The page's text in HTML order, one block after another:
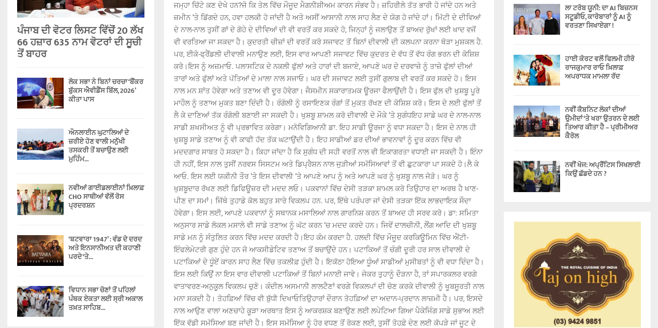
ਜਮ੍ਹਾ ਚਿੱਟੇ ਕਣ ਦੇਖੇ ਹਨ?ਜੋ ਕਿ ਤੇਲ ਵਿੱਚ ਮੌਜੂਦ ਮੈਗਨੀਸ਼ੀਅਮ ਕਾਰਨ ਸੰਭਵ ਹੈ। ਜ਼ਹਿਰੀਲੇ ਤੱਤ ਭਾਰੀ ਹੋ ਜਾਂਦੇ ਹਨ ਅਤੇ
ਜ਼ਮੀਨ ‘ਤੇ ਡਿੱਗਦੇ ਹਨ, ਹਵਾ ਹਲਕੀ ਹੋ ਜਾਂਦੀ ਹੈ ਅਤੇ ਅਸੀਂ ਆਸਾਨੀ ਨਾਲ ਸਾਹ ਲੈਣ ਦੇ ਯੋਗ ਹੋ ਜਾਂਦੇ ਹਾਂ। ਮਿੱਟੀ ਦੇ ਦੀਵਿਆਂ
ਦੇ ਨਾਲ-ਨਾਲ ਤੁਸੀਂ ਗਾਂ ਦੇ ਗੋਹੇ ਦੇ ਦੀਵਿਆਂ ਦੀ ਵੀ ਵਰਤੋਂ ਕਰ ਸਕਦੇ ਹੋ, ਜਿਨ੍ਹਾਂ ਨੂੰ ਜਲਾਉਣ ਤੋਂ ਬਾਅਦ ਰੁੱਖਾਂ ਲਈ ਖਾਦ ਵਜੋਂ
ਵੀ ਵਰਤਿਆ ਜਾ ਸਕਦਾ ਹੈ। ਕੁਦਰਤੀ ਚੀਜ਼ਾਂ ਦੀ ਵਰਤੋਂ ਕਰੋ ਸਜਾਵਟ ਤੋਂ ਬਿਨਾਂ ਦੀਵਾਲੀ ਦੀ ਕਲਪਨਾ ਕਰਨਾ ਥੋੜਾ ਮੁਸ਼ਕਲ ਹੈ.
ਪਰ, ਈਕੋ-ਫ੍ਰੈਂਡਲੀ ਦੀਵਾਲੀ ਮਨਾਉਣ ਲਈ, ਇਸ ਵਾਰ ਆਪਣੀ ਸਜਾਵਟ ਵਿੱਚ ਕੁਦਰਤ ਦੇ ਵੱਧ ਤੋਂ ਵੱਧ ਰੰਗ ਭਰਨ ਦੀ ਕੋਸ਼ਿਸ਼
ਕਰੋ।ਇਸ ਨੂੰ ਅਜ਼ਮਾਓ. ਪਲਾਸਟਿਕ ਦੇ ਨਕਲੀ ਫੁੱਲਾਂ ਅਤੇ ਹਾਰਾਂ ਦੀ ਬਜਾਏ, ਆਪਣੇ ਘਰ ਦੇ ਦਰਵਾਜ਼ੇ ਨੂੰ ਤਾਜ਼ੇ ਫੁੱਲਾਂ ਦੀਆਂ
ਤਾਰਾਂ ਅਤੇ ਫੁੱਲਾਂ ਅਤੇ ਪੱਤਿਆਂ ਦੇ ਮਾਲਾ ਨਾਲ ਸਜਾਓ। ਘਰ ਦੀ ਸਜਾਵਟ ਲਈ ਤੁਸੀਂ ਗੁਲਾਬ ਦੀ ਵਰਤੋਂ ਕਰ ਸਕਦੇ ਹੋ। ਇਸ
ਨਾਲ ਮਨ ਸ਼ਾਂਤ ਹੋਵੇਗਾ ਅਤੇ ਤਣਾਅ ਵੀ ਦੂਰ ਹੋਵੇਗਾ। ਜੈਸਮੀਨ ਸਕਾਰਾਤਮਕ ਊਰਜਾ ਫੈਲਾਉਂਦੀ ਹੈ। ਇਸ ਫੁੱਲ ਦੀ ਖੁਸ਼ਬੂ ਪੂਰੇ
ਮਾਹੌਲ ਨੂੰ ਤਣਾਅ ਮੁਕਤ ਬਣਾ ਦਿੰਦੀ ਹੈ। ਰੰਗੋਲੀ ਨੂੰ ਰਸਾਇਣਕ ਰੰਗਾਂ ਤੋਂ ਮੁਕਤ ਰੱਖਣ ਦੀ ਕੋਸ਼ਿਸ਼ ਕਰੋ। ਇਸ ਦੇ ਲਈ ਫੁੱਲਾਂ ਤੋਂ
ਲੈ ਕੇ ਦਾਣਿਆਂ ਤੱਕ ਰੰਗੋਲੀ ਬਣਾਈ ਜਾ ਸਕਦੀ ਹੈ। ਖੁਸ਼ਬੂ ਸ਼ਾਮਲ ਕਰੋ ਦੀਵਾਲੀ ਦੇ ਮੌਕੇ ‘ਤੇ ਸੁਗੰਧਇਹ ਸਾਡੇ ਘਰ ਦੇ ਨਾਲ-ਨਾਲ
ਸਾਡੀ ਸ਼ਖਸੀਅਤ ਨੂੰ ਵੀ ਪ੍ਰਭਾਵਿਤ ਕਰੇਗਾ। ਮਨੋਵਿਗਿਆਨੀ ਡਾ. ਇਹ ਸਾਡੀ ਊਰਜਾ ਨੂੰ ਵਧਾ ਸਕਦਾ ਹੈ। ਇਸ ਦੇ ਨਾਲ ਹੀ
ਖੁਸ਼ਬੂ ਸਾਡੇ ਤਣਾਅ ਨੂੰ ਵੀ ਕਾਫੀ ਹੱਦ ਤੱਕ ਘਟਾਉਂਦੀ ਹੈ। ਇਹ ਸਾਡੀਆਂ ਡਰ ਦੀਆਂ ਭਾਵਨਾਵਾਂ ਨੂੰ ਦੂਰ ਕਰਨ ਵਿੱਚ ਵੀ
ਮਦਦਗਾਰ ਸਾਬਤ ਹੋ ਸਕਦਾ ਹੈ। ਕਿਹਾ ਜਾਂਦਾ ਹੈ ਕਿ ਸੁਗੰਧ ਦੀ ਸਹੀ ਵਰਤੋਂ ਨਾਲ ਵੀ ਇਕਾਗਰਤਾ ਵਧਾਈ ਜਾ ਸਕਦੀ ਹੈ। ਇੰਨਾ
ਹੀ ਨਹੀਂ, ਇਸ ਨਾਲ ਤੁਸੀਂ ਨਰਵਸ ਸਿਸਟਮ ਅਤੇ ਡਿਪ੍ਰੈਸ਼ਨ ਨਾਲ ਜੁੜੀਆਂ ਸਮੱਸਿਆਵਾਂ ਤੋਂ ਵੀ ਛੁਟਕਾਰਾ ਪਾ ਸਕਦੇ ਹੋ।ਲੈ ਕੇ
ਆਓ. ਇਸ ਲਈ ਯਕੀਨੀ ਤੌਰ ‘ਤੇ ਇਸ ਦੀਵਾਲੀ ‘ਤੇ ਆਪਣੇ ਆਪ ਨੂੰ ਅਤੇ ਆਪਣੇ ਘਰ ਨੂੰ ਖੁਸ਼ਬੂ ਨਾਲ ਜੋੜੋ। ਘਰ ਨੂੰ
ਖੁਸ਼ਬੂਦਾਰ ਰੱਖਣ ਲਈ ਡਿਫਿਊਜ਼ਰ ਦੀ ਮਦਦ ਲਓ। ਪਕਵਾਨਾਂ ਵਿੱਚ ਦੇਸੀ ਤੜਕਾ ਸ਼ਾਮਲ ਕਰੋ ਤਿਉਹਾਰ ਦਾ ਅਰਥ ਹੈ ਖਾਣ-
ਪੀਣ ਦਾ ਸਮਾਂ। ਜਿੱਥੇ ਤੁਹਾਡੇ ਕੋਲ ਬਹੁਤ ਸਾਰੇ ਵਿਕਲਪ ਹਨ. ਪਰ, ਇੱਥੇ ਪਰੰਪਰਾ ਜਾਂ ਦੇਸੀ ਤੜਕਾ ਇੱਕ ਲਾਭਦਾਇਕ ਸੌਦਾ
ਹੋਵੇਗਾ। ਇਸ ਲਈ, ਆਪਣੇ ਪਕਵਾਨਾਂ ਨੂੰ ਸਥਾਨਕ ਮਸਾਲਿਆਂ ਨਾਲ ਗਾਰਨਿਸ਼ ਕਰਨ ਤੋਂ ਬਾਅਦ ਹੀ ਸਰਵ ਕਰੋ। ਡਾ: ਸਮਿਤਾ
ਅਨੁਸਾਰ ਸਾਡੇ ਲੋਕਲ ਮਸਾਲੇ ਵੀ ਸਾਡੇ ਤਣਾਅ ਨੂੰ ਘੱਟ ਕਰਨ ‘ਚ ਮਦਦ ਕਰਦੇ ਹਨ। ਜਿਵੇਂ ਦਾਲਚੀਨੀ, ਲੌਂਗ ਆਦਿ ਦੀ ਖੁਸ਼ਬੂ
ਸਾਡੇ ਮਨ ਨੂੰ ਸੰਤੁਲਿਤ ਕਰਨ ਵਿੱਚ ਮਦਦ ਕਰਦੀ ਹੈ।ਇਹ ਕੰਮ ਕਰਦਾ ਹੈ. ਹਲਦੀ ਵਿੱਚ ਮੌਜੂਦ ਕਰਕਿਊਮਿਨ ਵਿੱਚ ਐਂਟੀ-
ਇੰਫਲੇਮੇਟਰੀ ਗੁਣ ਹੁੰਦੇ ਹਨ ਜੋ ਆਕਸੀਡੇਟਿਵ ਤਣਾਅ ਤੋਂ ਬਚਾਉਂਦੇ ਹਨ। ਪਟਾਕਿਆਂ ਤੋਂ ਚੰਗੀ ਦੂਰੀ ਹਰ ਸਾਲ ਦੀਵਾਲੀ ਦੇ
ਪਟਾਕਿਆਂ ਦੇ ਧੂੰਏਂ ਕਾਰਨ ਸਾਹ ਲੈਣ ਵਿੱਚ ਤਕਲੀਫ਼ ਹੁੰਦੀ ਹੈ। ਇਕੱਠਾ ਹੋਇਆ ਧੂੰਆਂ ਸਾਡੀਆਂ ਮੁਸੀਬਤਾਂ ਨੂੰ ਵੀ ਵਧਾ ਦਿੰਦਾ ਹੈ।
ਇਸ ਲਈ ਕਿਉਂ ਨਾ ਇਸ ਵਾਰ ਦੀਵਾਲੀ ਪਟਾਕਿਆਂ ਤੋਂ ਬਿਨਾਂ ਮਨਾਈ ਜਾਵੇ। ਜੇਕਰ ਤੁਹਾਨੂੰ ਦੌੜਨਾ ਹੈ, ਤਾਂ ਸਪਾਰਕਲਰ ਵਰਗੇ
ਵਾਤਾਵਰਣ-ਅਨੁਕੂਲ ਵਿਕਲਪ ਚੁਣੋ। ਕੰਦੀਲ ਅਸਮਾਨੀ ਲਾਲਟੈਣਾਂ ਵਰਗੇ ਵਿਕਲਪਾਂ ਦੀ ਚੋਣ ਕਰਕੇ ਦੀਵਾਲੀ ਨੂੰ ਖੂਬਸੂਰਤੀ ਨਾਲ
ਮਨਾ ਸਕਦੀ ਹੈ। ਤੋਹਫ਼ਿਆਂ ਵਿੱਚ ਵੀ ਬੁੱਧੀ ਦਿਖਾਓਤਿਉਹਾਰਾਂ ਦੌਰਾਨ ਤੋਹਫ਼ਿਆਂ ਦਾ ਅਦਾਨ-ਪ੍ਰਦਾਨ ਲਾਜ਼ਮੀ ਹੈ। ਪਰ, ਇਸਦੇ
ਨਾਲ ਆਉਣ ਵਾਲਾ ਅਣਚਾਹੇ ਕੂੜਾ ਅਰਥਾਤ ਇਸ ਨੂੰ ਆਕਰਸ਼ਕ ਬਣਾਉਣ ਲਈ ਲਪੇਟਿਆ ਗਿਆ ਪੈਕੇਜਿੰਗ ਸਾਡੇ ਸੁਭਾਅ ਲਈ
ਇੱਕ ਵੱਡੀ ਸਮੱਸਿਆ ਬਣ ਜਾਂਦੀ ਹੈ। ਇਸ ਸਮੱਸਿਆ ਨੂੰ ਹੋਰ ਵਧਣ ਤੋਂ ਰੋਕਣ ਲਈ, ਤੁਸੀਂ ਤੋਹਫ਼ੇ ਦੇਣ ਲਈ ਕੱਪੜੇ ਜਾਂ ਜੂਟ ਦੇ
ਪੰਜਾਬ ਦੀ ਵੋਟਰ ਲਿਸਟ ਵਿੱਚੋਂ 20 ਲੱਖ
66 ਹਜ਼ਾਰ 635 ਨਾਮ ਵੋਟਰਾਂ ਦੀ ਸੂਚੀ
ਤੋਂ ਬਾਹਰ
ਲੋਕ ਸਭਾ ਨੇ ਬਿਨਾਂ ਚਰਚਾ ‘ਬੈਂਕਰ
ਬੁੱਕਸ ਐਵੀਡੈਂਸ ਬਿੱਲ, 2026’
ਕੀਤਾ ਪਾਸ
ਔਨਲਾਈਨ ਘੁਟਾਲਿਆਂ ਦੇ
ਜ਼ਰੀਏ ਹੋਣ ਵਾਲੀ ਮਨੁੱਖੀ
ਤਸਕਰੀ ਤੋਂ ਬਚਾਉਣ ਲਈ
ਮੁਹਿੰਮ...
ਨਵੀਆਂ ਗਾਈਡਲਾਈਨਾਂ ਖ਼ਿਲਾਫ਼
CHO ਸਾਥੀਆਂ ਵੱਲੋਂ ਰੋਸ
ਪ੍ਰਦਰਸ਼ਨ
‘ਬਟਵਾਰਾ 1947’ : ਵੰਡ ਦੇ ਦਰਦ
ਅਤੇ ਇਨਸਾਨੀਅਤ ਦੀ ਕਹਾਣੀ
ਪਰਦੇ ‘ਤੇ...
ਵਿਧਾਨ ਸਭਾ ਚੋਣਾਂ ਤੋਂ ਪਹਿਲਾਂ
ਪੰਥਕ ਏਕਤਾ ਲਈ ਸ੍ਰੀ ਅਕਾਲ
ਤਖ਼ਤ ਸਾਹਿਬ...
ਲਾ ਟਰੋਬ ਯੂਨੀ: ਦਾ AI ਬਿਜ਼ਨਸ
ਸਟੂਡੀਓ, ਕਾਰੋਬਾਰਾਂ ਨੂੰ AI ਨੂੰ
ਵਰਤਣਾ ਸਿਖਾਏਗਾ !
ਹਾਈ ਕੋਰਟ ਵਲੋਂ ਫਿਲਮੀ ਹੀਰੋ
ਰਾਜਕੁਮਾਰ ਰਾਓ ਖ਼ਿਲਾਫ਼
ਅਪਰਾਧਕ ਮਾਮਲਾ ਰੱਦ
ਨਵੀਂ ਕੈਬਨਿਟ ਲੋਕਾਂ ਦੀਆਂ
ਉਮੀਦਾਂ ‘ਤੇ ਖਰਾ ਉਤਰਨ ਦੇ ਲਈ
ਤਿਆਰ ਕੀਤਾ ਹੈ – ਪ੍ਰੀਮੀਅਰ
ਕੈਰੋਲ
ਨਵੀਂ ਖੋਜ: ਅਪ੍ਰੈਂਟਿਸ ਸਿਖਲਾਈ
ਕਿਉਂ ਛੱਡਦੇ ਹਨ ?